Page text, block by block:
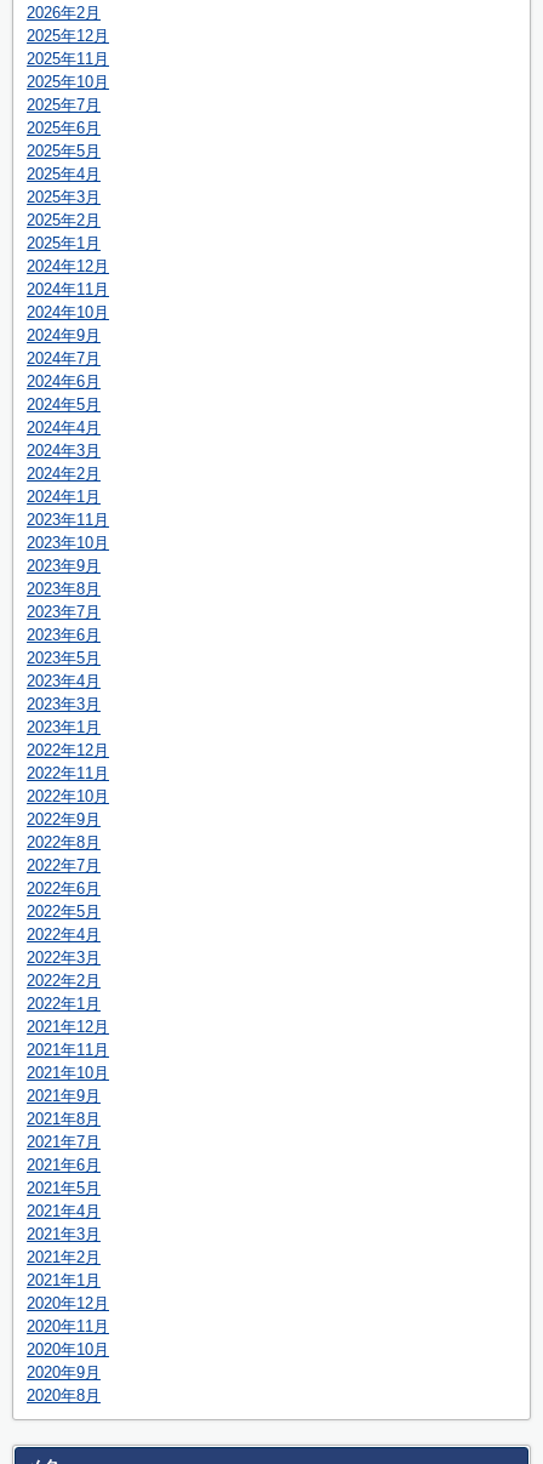
2026年2月
2025年12月
2025年11月
2025年10月
2025年7月
2025年6月
2025年5月
2025年4月
2025年3月
2025年2月
2025年1月
2024年12月
2024年11月
2024年10月
2024年9月
2024年7月
2024年6月
2024年5月
2024年4月
2024年3月
2024年2月
2024年1月
2023年11月
2023年10月
2023年9月
2023年8月
2023年7月
2023年6月
2023年5月
2023年4月
2023年3月
2023年1月
2022年12月
2022年11月
2022年10月
2022年9月
2022年8月
2022年7月
2022年6月
2022年5月
2022年4月
2022年3月
2022年2月
2022年1月
2021年12月
2021年11月
2021年10月
2021年9月
2021年8月
2021年7月
2021年6月
2021年5月
2021年4月
2021年3月
2021年2月
2021年1月
2020年12月
2020年11月
2020年10月
2020年9月
2020年8月